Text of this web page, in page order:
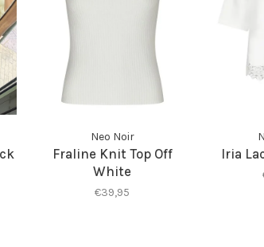
Neo Noir
Fraline Knit Top Off
White
€39,95
Iria